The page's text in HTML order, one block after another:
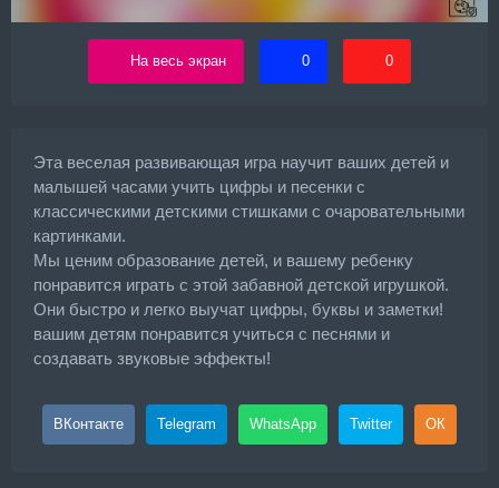
На весь экран 0 0
Эта веселая развивающая игра научит ваших детей и
малышей часами учить цифры и песенки с
классическими детскими стишками с очаровательными
картинками.
Мы ценим образование детей, и вашему ребенку
понравится играть с этой забавной детской игрушкой.
Они быстро и легко выучат цифры, буквы и заметки!
вашим детям понравится учиться с песнями и
создавать звуковые эффекты!
ВКонтакте Telegram WhatsApp Twitter ОК